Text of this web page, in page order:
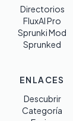
Directorios
FluxAI Pro
Sprunki Mod
Sprunked
ENLACES
Descubrir
Categoría